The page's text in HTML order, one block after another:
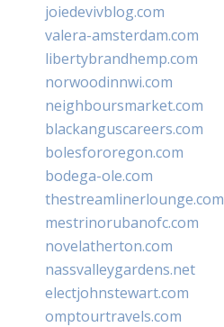
joiedevivblog.com
valera-amsterdam.com
libertybrandhemp.com
norwoodinnwi.com
neighboursmarket.com
blackanguscareers.com
bolesfororegon.com
bodega-ole.com
thestreamlinerlounge.com
mestrinorubanofc.com
novelatherton.com
nassvalleygardens.net
electjohnstewart.com
omptourtravels.com